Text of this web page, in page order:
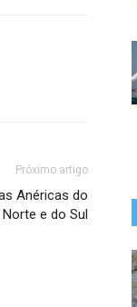
Próximo artigo
Anéricas do
Norte e do Sul